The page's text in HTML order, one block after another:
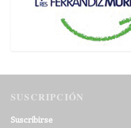
SUSCRIPCIÓN
Suscribirse